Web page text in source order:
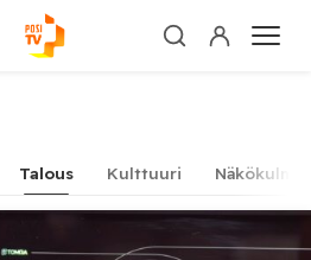
Talous Kulttuuri Näkökulma